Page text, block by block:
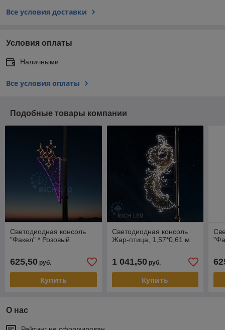
Все условия доставки
Условия оплаты
Наличными
Все условия оплаты
Подобные товары компании
Светодиодная консоль
"Факел" * Розовый
625,50 руб.
Купить
Светодиодная консоль
Жар-птица, 1,57*0,61 м
1 041,50руб.
Купить
О нас